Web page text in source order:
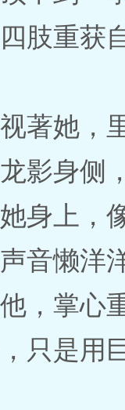
肢重获
著她，
影身侧
身上，
音懒洋
，掌心
只是用